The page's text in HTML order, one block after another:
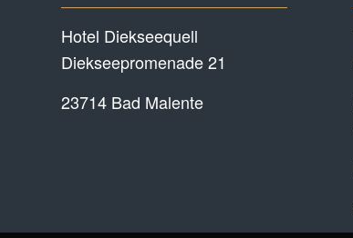
Hotel Diekseequell
Diekseepromenade 21
23714 Bad Malente